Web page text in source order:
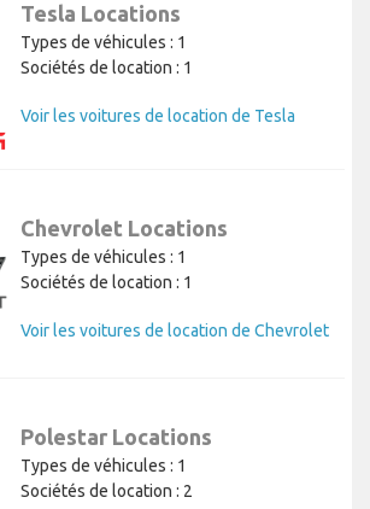
Tesla Locations
Types de véhicules : 1
Sociétés de location : 1
Voir les voitures de location de Tesla
Chevrolet Locations
Types de véhicules : 1
Sociétés de location : 1
Voir les voitures de location de Chevrolet
Polestar Locations
Types de véhicules : 1
Sociétés de location : 2